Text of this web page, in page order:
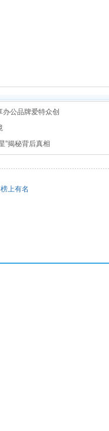
公品牌爱特众创
”揭秘背后真相
上有名